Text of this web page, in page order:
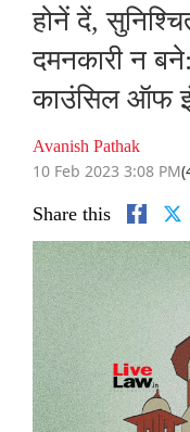
होनें दें,
दमनकारी न
काउंसिल ऑफ
Avanish Pathak
10 Feb 2023 3:08 PM
Share this